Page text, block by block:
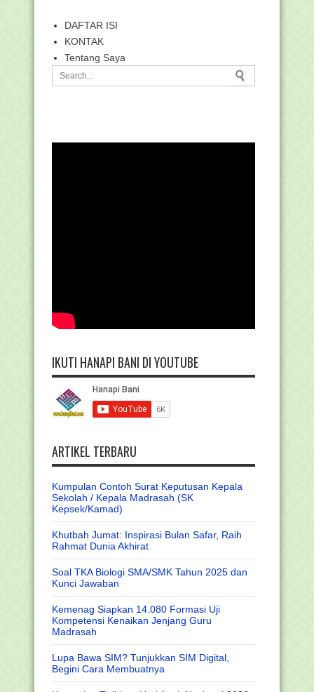
DAFTAR ISI
KONTAK
Tentang Saya
IKUTI HANAPI BANI DI YOUTUBE
ARTIKEL TERBARU
Kumpulan Contoh Surat Keputusan Kepala
Sekolah / Kepala Madrasah (SK
Kepsek/Kamad)
Khutbah Jumat: Inspirasi Bulan Safar, Raih
Rahmat Dunia Akhirat
Soal TKA Biologi SMA/SMK Tahun 2025 dan
Kunci Jawaban
Kemenag Siapkan 14.080 Formasi Uji
Kompetensi Kenaikan Jenjang Guru
Madrasah
Lupa Bawa SIM? Tunjukkan SIM Digital,
Begini Cara Membuatnya